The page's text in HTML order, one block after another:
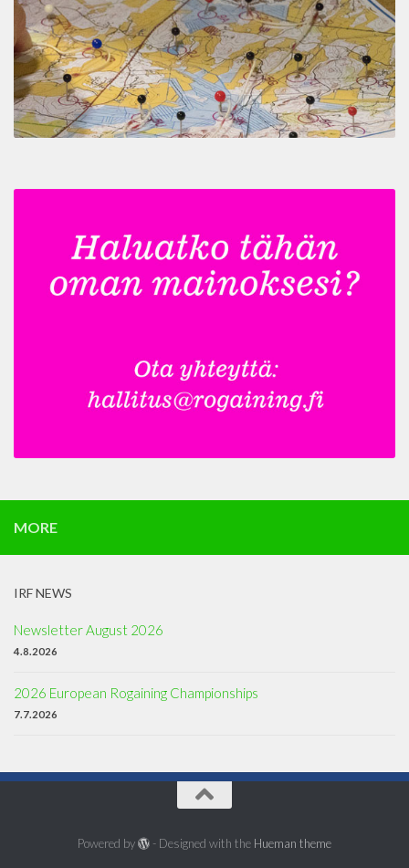
MORE
IRF NEWS
Newsletter August 2026
4.8.2026
2026 European Rogaining Championships
7.7.2026
Powered by - Designed with the Hueman theme